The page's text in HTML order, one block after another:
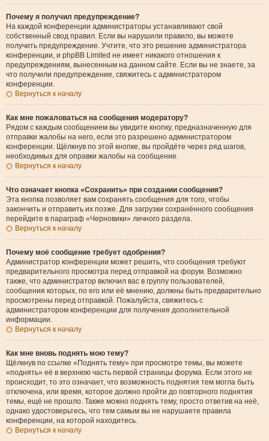
Почему я получил предупреждение?
На каждой конференции администраторы устанавливают свой
собственный свод правил. Если вы нарушили правило, вы можете
получить предупреждение. Учтите, что это решение администратора
конференции, и phpBB Limited не имеет никакого отношения к
предупреждениям, вынесенным на данном сайте. Если вы не знаете, за
что получили предупреждение, свяжитесь с администратором
конференции.
Вернуться к началу
Как мне пожаловаться на сообщения модератору?
Рядом с каждым сообщением вы увидите кнопку, предназначенную для
отправки жалобы на него, если это разрешено администратором
конференции. Щёлкнув по этой кнопке, вы пройдёте через ряд шагов,
необходимых для оправки жалобы на сообщение.
Вернуться к началу
Что означает кнопка «Сохранить» при создании сообщения?
Эта кнопка позволяет вам сохранять сообщения для того, чтобы
закончить и отправить их позже. Для загрузки сохранённого сообщения
перейдите в параграф «Черновики» личного раздела.
Вернуться к началу
Почему моё сообщение требует одобрения?
Администратор конференции может решить, что сообщения требуют
предварительного просмотра перед отправкой на форум. Возможно
также, что администратор включил вас в группу пользователей,
сообщения которых, по его или её мнению, должны быть предварительно
просмотрены перед отправкой. Пожалуйста, свяжитесь с
администратором конференции для получения дополнительной
информации.
Вернуться к началу
Как мне вновь поднять мою тему?
Щёлкнув по ссылке «Поднять тему» при просмотре темы, вы можете
«поднять» её в верхнюю часть первой страницы форума. Если этого не
происходит, то это означает, что возможность поднятия тем могла быть
отключена, или время, которое должно пройти до повторного поднятия
темы, ещё не прошло. Также можно поднять тему, просто ответив на неё,
однако удостоверьтесь, что тем самым вы не нарушаете правила
конференции, на которой находитесь.
Вернуться к началу